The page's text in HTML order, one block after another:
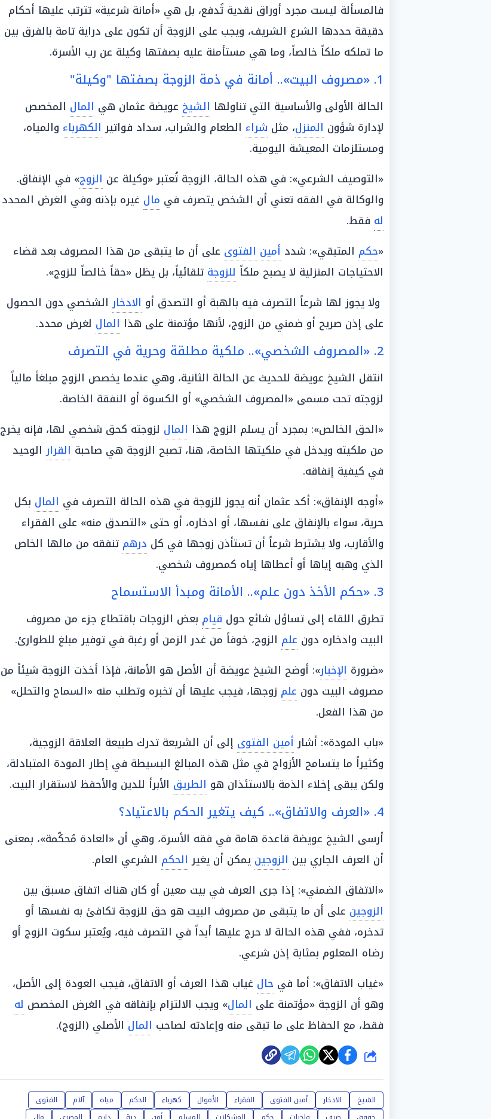
فالمسألة ليست مجرد أوراق نقدية تُدفع، بل هي «أمانة شرعية» تترتب عليها أحكام
دقيقة حددها الشرع الشريف، ويجب على الزوجة أن تكون على دراية تامة بالفرق بين
ما تملكه ملكاً خالصاً، وما هي مستأمنة عليه بصفتها وكيلة عن رب الأسرة.
1. «مصروف البيت».. أمانة في ذمة الزوجة بصفتها "وكيلة"
الحالة الأولى والأساسية التي تناولها الشيخ عويضة عثمان هي المال المخصص
لإدارة شؤون المنزل، مثل شراء الطعام والشراب، سداد فواتير الكهرباء والمياه،
ومستلزمات المعيشة اليومية.
«التوصيف الشرعي»: في هذه الحالة، الزوجة تُعتبر «وكيلة عن الزوج» في الإنفاق.
والوكالة في الفقه تعني أن الشخص يتصرف في مال غيره بإذنه وفي الغرض المحدد
له فقط.
«حكم المتبقي»: شدد أمين الفتوى على أن ما يتبقى من هذا المصروف بعد قضاء
الاحتياجات المنزلية لا يصبح ملكاً للزوجة تلقائياً، بل يظل «حقاً خالصاً للزوج».
ولا يجوز لها شرعاً التصرف فيه بالهبة أو التصدق أو الادخارالشخصي دون الحصول
على إذن صريح أو ضمني من الزوج، لأنها مؤتمنة على هذا المال لغرض محدد.
2. «المصروف الشخصي».. ملكية مطلقة وحرية في التصرف
انتقل الشيخ عويضة للحديث عن الحالة الثانية، وهي عندما يخصص الزوج مبلغاً مالياً
لزوجته تحت مسمى «المصروف الشخصي» أو الكسوة أو النفقة الخاصة.
«الحق الخالص»: بمجرد أن يسلم الزوج هذا المال لزوجته كحق شخصي لها، فإنه يخرج
من ملكيته ويدخل في ملكيتها الخاصة، هنا، تصبح الزوجة هي صاحبة القرارالوحيد
في كيفية إنفاقه.
«أوجه الإنفاق»: أكد عثمان أنه يجوز للزوجة في هذه الحالة التصرف في المال بكل
حرية، سواء بالإنفاق على نفسها، أو ادخاره، أو حتى «التصدق منه» على الفقراء
والأقارب، ولا يشترط شرعاً أن تستأذن زوجها في كل درهم تنفقه من مالها الخاص
الذي وهبه إياها أو أعطاها إياه كمصروف شخصي.
3. «حكم الأخذ دون علم».. الأمانة ومبدأ الاستسماح
تطرق اللقاء إلى تساؤل شائع حول قيام بعض الزوجات باقتطاع جزء من مصروف
البيت وادخاره دون علم الزوج، خوفاً من غدر الزمن أو رغبة في توفير مبلغ للطوارئ.
«ضرورة الإخبار»: أوضح الشيخ عويضة أن الأصل هو الأمانة، فإذا أخذت الزوجة شيئاً من
مصروف البيت دون علم زوجها، فيجب عليها أن تخبره وتطلب منه «السماح والتحلل»
من هذا الفعل.
«باب المودة»: أشارأمين الفتوى إلى أن الشريعة تدرك طبيعة العلاقة الزوجية،
وكثيراً ما يتسامح الأزواج في مثل هذه المبالغ البسيطة في إطار المودة المتبادلة،
ولكن يبقى إخلاء الذمة بالاستئذان هو الطريق الأبرأ للدين والأحفظ لاستقرار البيت.
4. «العرف والاتفاق».. كيف يتغير الحكم بالاعتياد؟
أرسى الشيخ عويضة قاعدة هامة في فقه الأسرة، وهي أن «العادة مُحكّمة»، بمعنى
أن العرف الجاري بين الزوجين يمكن أن يغير الحكم الشرعي العام.
«الاتفاق الضمني»: إذا جرى العرف في بيت معين أو كان هناك اتفاق مسبق بين
الزوجين على أن ما يتبقى من مصروف البيت هو حق للزوجة تكافئ به نفسها أو
تدخره، ففي هذه الحالة لا حرج عليها أبداً في التصرف فيه، ويُعتبر سكوت الزوج أو
رضاه المعلوم بمثابة إذن شرعي.
«غياب الاتفاق»: أما في حال غياب هذا العرف أو الاتفاق، فيجب العودة إلى الأصل،
وهو أن الزوجة «مؤتمنة على المال» ويجب الالتزام بإنفاقه في الغرض المخصص له
فقط، مع الحفاظ على ما تبقى منه وإعادته لصاحب المال الأصلي (الزوج).
شارك
الشيخ الادخار أمين الفتوي الفقراء الأموال كهرباء الحكم مياه آلام
الفتوى